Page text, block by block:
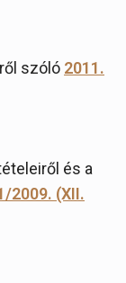
szóló 2011.
és a
2009. (XII.